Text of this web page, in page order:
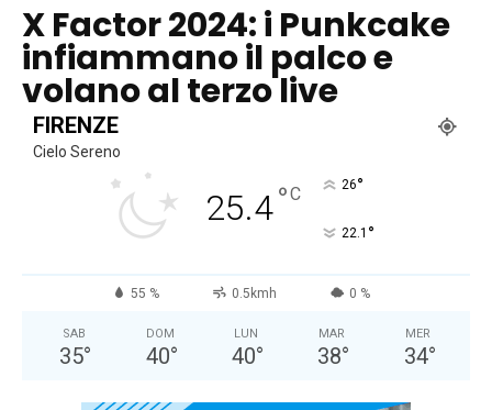
X Factor 2024: i Punkcake
infiammano il palco e
volano al terzo live
FIRENZE
Cielo Sereno
25.4°C 26°
22.1 °
55 % 0.5kmh 0 %
SAB
35°
DOM
40°
LUN
40°
MAR
38°
MER
34°